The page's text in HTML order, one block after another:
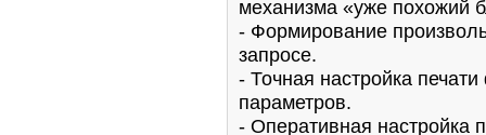
механизма «уже похожий
- Формирование
запросе.
- Точная настройка
параметров.
- Оперативная настройка